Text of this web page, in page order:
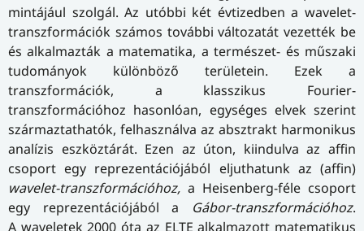
mintájául szolgál. Az utóbbi két évtizedben a wavelet-
transzformációk számos további változatát vezették be
és alkalmazták a matematika, a természet- és műszaki
tudományok különböző területein. Ezek a
transzformációk, a klasszikus Fourier-
transzformációhoz hasonlóan, egységes elvek szerint
származtathatók, felhasználva az absztrakt harmonikus
analízis eszköztárát. Ezen az úton, kiindulva az affin
csoport egy reprezentációjából eljuthatunk az (affin)
wavelet-transzformációhoz, a Heisenberg-féle csoport
egy reprezentációjából a Gábor-transzformációhoz.
A waveletek 2000 óta az ELTE alkalmazott matematikus